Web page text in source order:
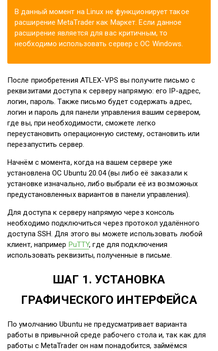
В данный момент на Linux не функционирует такое
расширение MetaTrader как Маркет. Если данное
расширение является для вас критичным, то
необходимо использовать сервер с ОС Windows.
После приобретения ATLEX-VPS вы получите письмо с
реквизитами доступа к серверу напрямую: его IP-адрес,
логин, пароль. Также письмо будет содержать адрес,
логин и пароль для панели управления вашим сервером,
где вы, при необходимости, сможете легко
переустановить операционную систему, остановить или
перезапустить сервер.
Начнём с момента, когда на вашем сервере уже
установлена ОС Ubuntu 20.04 (вы либо её заказали к
установке изначально, либо выбрали её из возможных
предустановленных вариантов в панели управления).
Для доступа к серверу напрямую через консоль
необходимо подключиться через протокол удалённого
доступа SSH. Для этого вы можете использовать любой
клиент, например PuTTY, где для подключения
использовать реквизиты, полученные в письме.
ШАГ 1. УСТАНОВКА
ГРАФИЧЕСКОГО ИНТЕРФЕЙСА
По умолчанию Ubuntu не предусматривает варианта
работы в привычной среде рабочего стола и, так как для
работы с MetaTrader он нам понадобится, займёмся